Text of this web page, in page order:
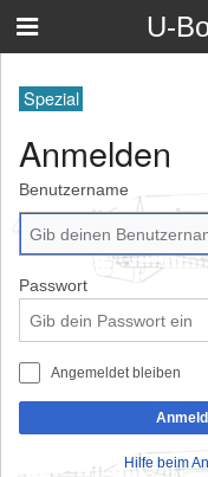
U-
Spezial
Anmelden
Benutzername
Passwort
Angemeldet bleiben
Hilfe beim